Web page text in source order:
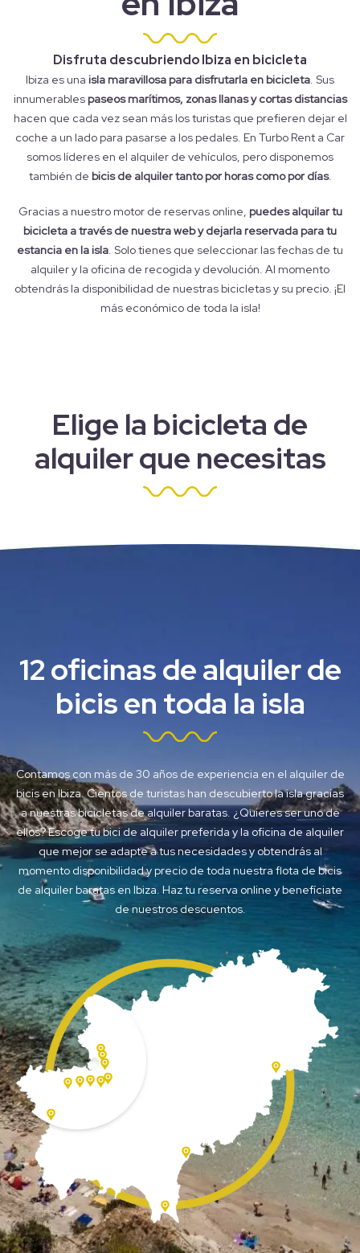
Disfruta descubriendo Ibiza en bicicleta
Ibiza es una isla maravillosa para disfrutarla en bicicleta. Sus
innumerables paseos marítimos, zonas llanas y cortas distancias
hacen que cada vez sean más los turistas que prefieren dejar el
coche a un lado para pasarse a los pedales. En Turbo Rent a Car
somos líderes en el alquiler de vehículos, pero disponemos
también de bicis de alquiler tanto por horas como por días.
Gracias a nuestro motor de reservas online, puedes alquilar tu
bicicleta a través de nuestra web y dejarla reservada para tu
estancia en la isla. Solo tienes que seleccionar las fechas de tu
alquiler y la oficina de recogida y devolución. Al momento
obtendrás la disponibilidad de nuestras bicicletas y su precio. ¡El
más económico de toda la isla!
Elige la bicicleta de
alquiler que necesitas
12 oficinas de alquiler de
bicis en toda la isla
Contamos con más de 30 años de experiencia en el alquiler de
bicis en Ibiza. Cientos de turistas han descubierto la isla gracias
a nuestras bicicletas de alquiler baratas. ¿Quieres ser uno de
ellos? Escoge tu bici de alquiler preferida y la oficina de alquiler
que mejor se adapte a tus necesidades y obtendrás al
momento disponibilidad y precio de toda nuestra flota de bicis
de alquiler baratas en Ibiza. Haz tu reserva online y benefíciate
de nuestros descuentos.